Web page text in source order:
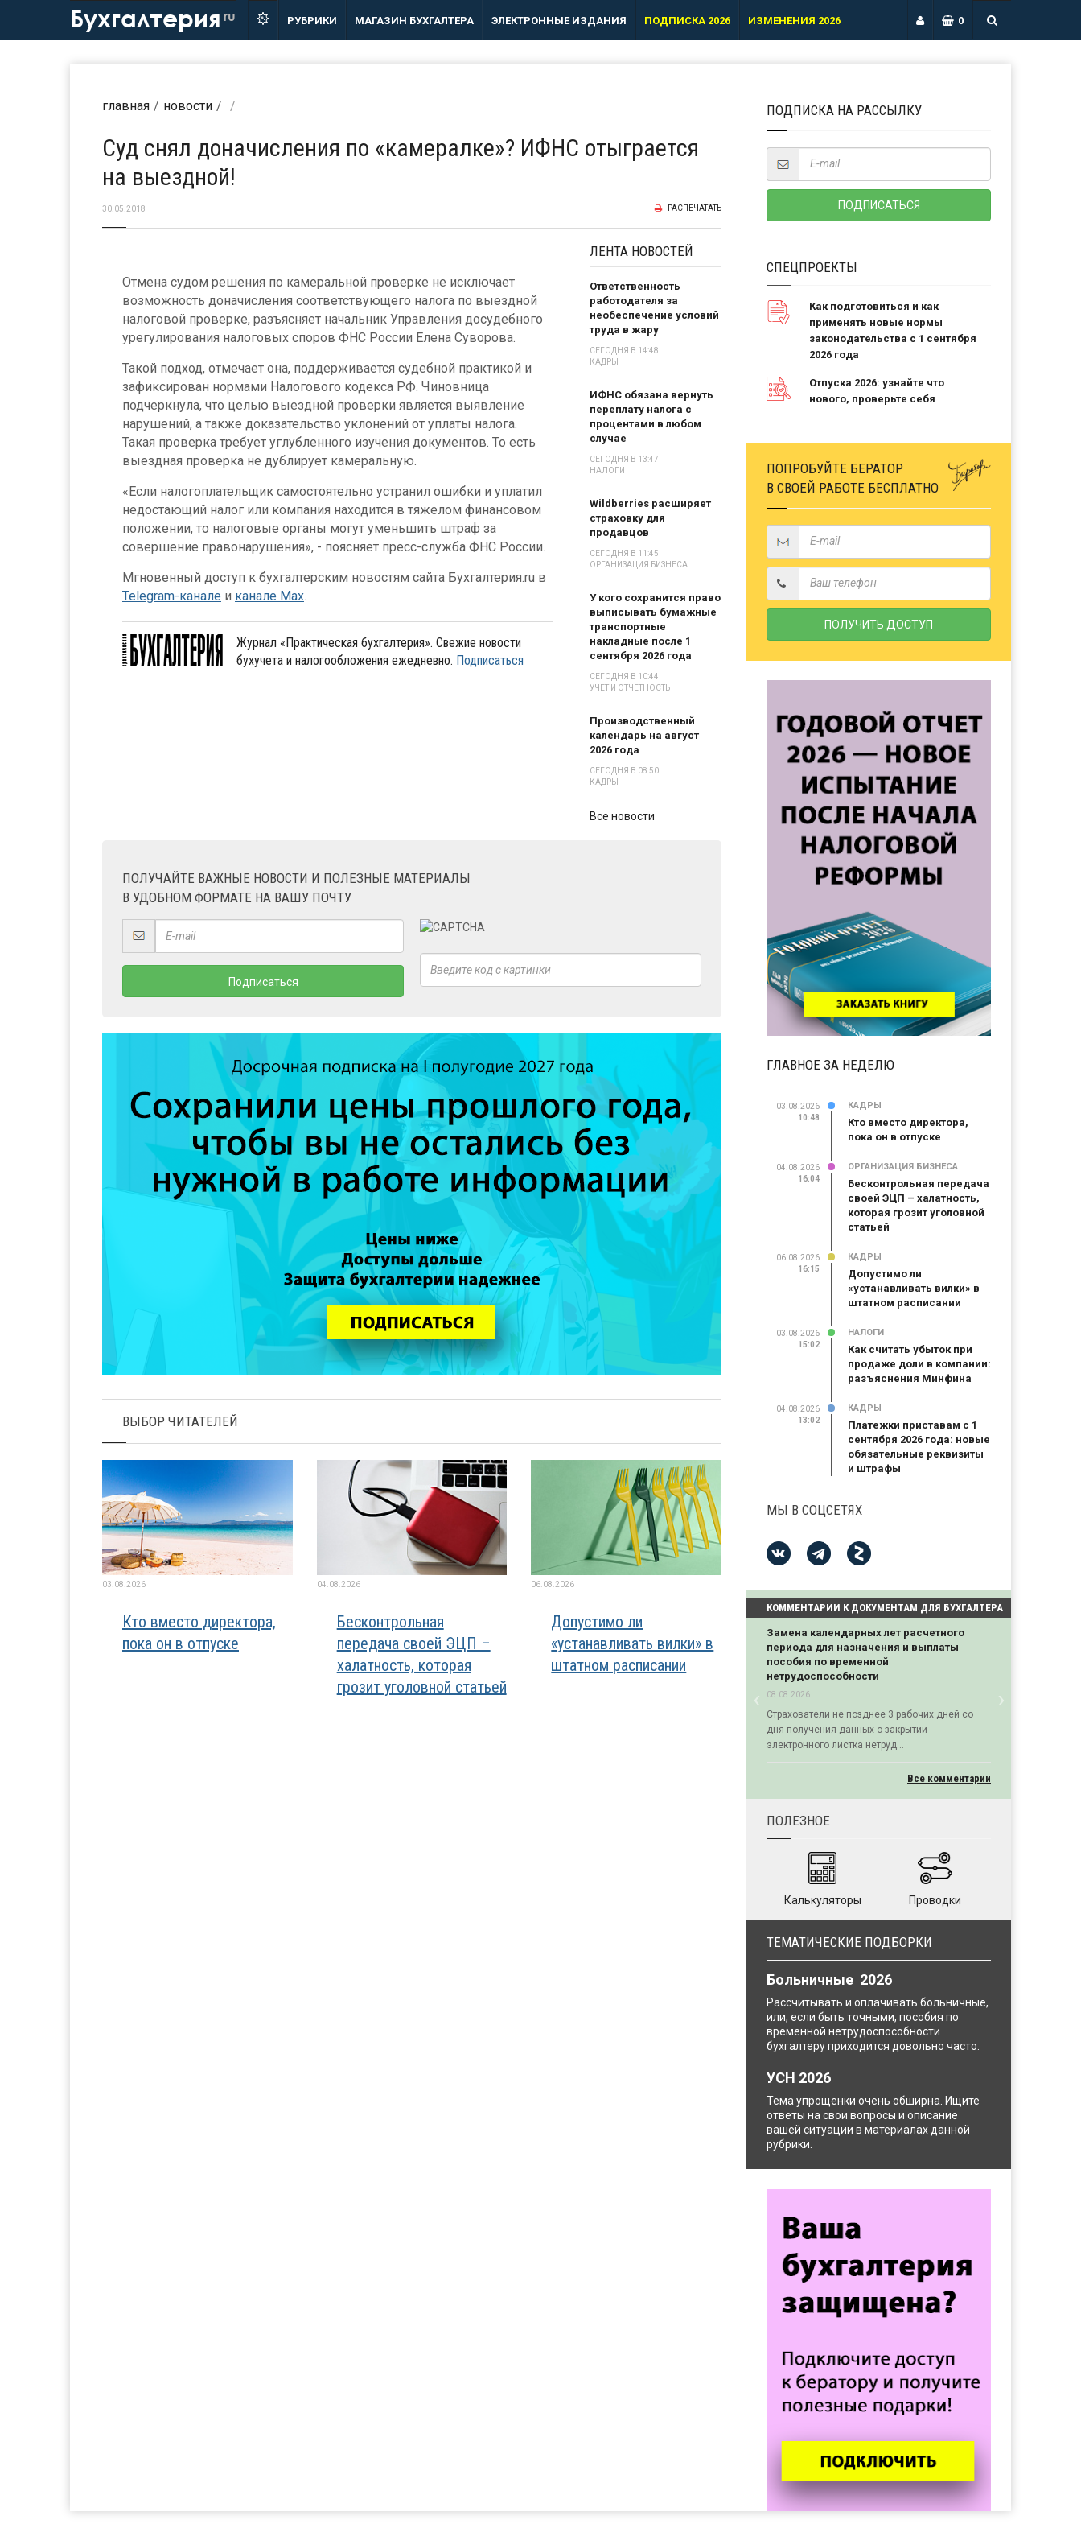
Бухгалтерия ru РУБРИКИ МАГАЗИН БУХГАЛТЕРА ЭЛЕКТРОННЫЕ ИЗДАНИЯ ПОДПИСКА 2026 ИЗМЕНЕНИЯ 2026 0
главная новости
Суд снял доначисления по «камералке»? ИФНС отыграется
на выездной!
30.05.2018 РАСПЕЧАТАТЬ
Отмена судом решения по камеральной проверке не исключает
возможность доначисления соответствующего налога по выездной
налоговой проверке, разъясняет начальник Управления досудебного
урегулирования налоговых споров ФНС России Елена Суворова.
Такой подход, отмечает она, поддерживается судебной практикой и
зафиксирован нормами Налогового кодекса РФ. Чиновница
подчеркнула, что целью выездной проверки является выявление
нарушений, а также доказательство уклонений от уплаты налога.
Такая проверка требует углубленного изучения документов. То есть
выездная проверка не дублирует камеральную.
«Если налогоплательщик самостоятельно устранил ошибки и уплатил
недостающий налог или компания находится в тяжелом финансовом
положении, то налоговые органы могут уменьшить штраф за
совершение правонарушения», - поясняет пресс-служба ФНС России.
Мгновенный доступ к бухгалтерским новостям сайта Бухгалтерия.ru в
Telegram-канале и канале Max.
Журнал «Практическая бухгалтерия». Свежие новости
бухучета и налогообложения ежедневно. Подписаться
ЛЕНТА НОВОСТЕЙ
Ответственность
работодателя за
необеспечение условий
труда в жару
СЕГОДНЯ В 14:48
КАДРЫ
ИФНС обязана вернуть
переплату налога с
процентами в любом
случае
СЕГОДНЯ В 13:47
НАЛОГИ
Wildberries расширяет
страховку для
продавцов
СЕГОДНЯ В 11:45
ОРГАНИЗАЦИЯ БИЗНЕСА
У кого сохранится право
выписывать бумажные
транспортные
накладные после 1
сентября 2026 года
СЕГОДНЯ В 10:44
УЧЕТ И ОТЧЕТНОСТЬ
Производственный
календарь на август
2026 года
СЕГОДНЯ В 08:50
КАДРЫ
Все новости
ПОЛУЧАЙТЕ ВАЖНЫЕ НОВОСТИ И ПОЛЕЗНЫЕ МАТЕРИАЛЫ
В УДОБНОМ ФОРМАТЕ НА ВАШУ ПОЧТУ
ВЫБОР ЧИТАТЕЛЕЙ
03.08.2026
Кто вместо директора,
пока он в отпуске
04.08.2026
Бесконтрольная
передача своей ЭЦП –
халатность, которая
грозит уголовной статьей
06.08.2026
Допустимо ли
«устанавливать вилки» в
штатном расписании
ПОДПИСКА НА РАССЫЛКУ
СПЕЦПРОЕКТЫ
Как подготовиться и как
применять новые нормы
законодательства с 1 сентября
2026 года
Отпуска 2026: узнайте что
нового, проверьте себя
ПОПРОБУЙТЕ БЕРАТОР
В СВОЕЙ РАБОТЕ БЕСПЛАТНО
ГЛАВНОЕ ЗА НЕДЕЛЮ
03.08.2026
10:48
КАДРЫ
Кто вместо директора,
пока он в отпуске
04.08.2026
16:04
ОРГАНИЗАЦИЯ БИЗНЕСА
Бесконтрольная передача
своей ЭЦП – халатность,
которая грозит уголовной
статьей
06.08.2026
16:15
КАДРЫ
Допустимо ли
«устанавливать вилки» в
штатном расписании
03.08.2026
15:02
НАЛОГИ
Как считать убыток при
продаже доли в компании:
разъяснения Минфина
04.08.2026
13:02
КАДРЫ
Платежки приставам с 1
сентября 2026 года: новые
обязательные реквизиты
и штрафы
МЫ В СОЦСЕТЯХ
КОММЕНТАРИИ К ДОКУМЕНТАМ ДЛЯ БУХГАЛТЕРА
Замена календарных лет расчетного
периода для назначения и выплаты
пособия по временной
нетрудоспособности
08.08.2026
Страхователи не позднее 3 рабочих дней со
дня получения данных о закрытии
электронного листка нетруд...
‹Previous ›Next
Все комментарии
ПОЛЕЗНОЕ
Калькуляторы Проводки
ТЕМАТИЧЕСКИЕ ПОДБОРКИ
Больничные 2026
Рассчитывать и оплачивать больничные,
или, если быть точными, пособия по
временной нетрудоспособности
бухгалтеру приходится довольно часто.
УСН 2026
Тема упрощенки очень обширна. Ищите
ответы на свои вопросы и описание
вашей ситуации в материалах данной
рубрики.